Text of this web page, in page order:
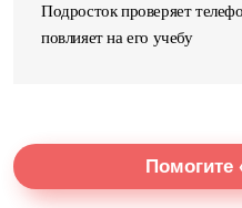
Подросток проверяет
повлияет на его учебу
Помогите